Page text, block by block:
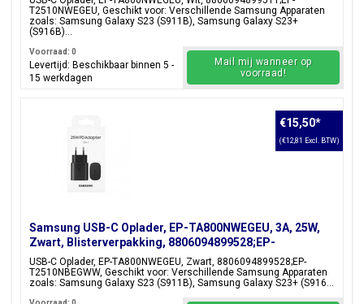
T2510NWEGEU, Geschikt voor: Verschillende Samsung Apparaten
zoals: Samsung Galaxy S23 (S911B), Samsung Galaxy S23+
(S916B)...
Voorraad: 0
Levertijd: Beschikbaar binnen 5 -
15 werkdagen
Mail mij wanneer op
voorraad!
Samsung USB-C Oplader, EP-TA800NWEGEU, 3A, 25W,
Zwart, Blisterverpakking, 8806094899528;EP-
T2510NBEGWW
USB-C Oplader, EP-TA800NWEGEU, Zwart, 8806094899528;EP-
T2510NBEGWW, Geschikt voor: Verschillende Samsung Apparaten
zoals: Samsung Galaxy S23 (S911B), Samsung Galaxy S23+ (S916...
€15,50*
(€12,81 Excl. BTW)